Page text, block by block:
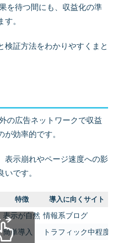
を待つ間にも、収益化の準
。
検証方法をわかりやすくまと
の広告ネットワークで収益
が効率的です。
表示崩れやページ速度への影
です。
特徴 導入に向くサイト
表示が自然 情報系ブログ
簡単導入
トラフィック中程度